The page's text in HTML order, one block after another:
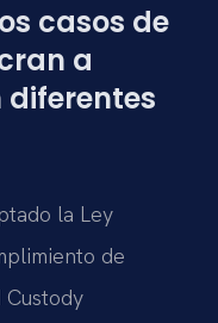
casos de
a
diferentes
la Ley
de
Custody